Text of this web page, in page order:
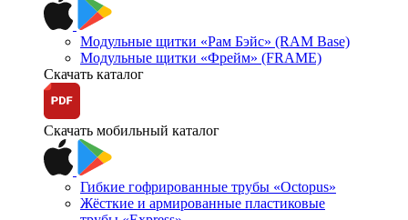
Модульные щитки «Рам Бэйс» (RAM Base)
Модульные щитки «Фрейм» (FRAME)
Скачать каталог
Скачать мобильный каталог
Гибкие гофрированные трубы «Octopus»
Жёсткие и армированные пластиковые